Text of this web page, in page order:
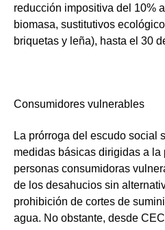
reducción impositiva del 10%
biomasa, sustitutivos
briquetas y leña), hasta el 30
Consumidores vulnerables
La prórroga del escudo social
medidas básicas dirigidas a la
personas consumidoras
de los desahucios sin
prohibición de cortes de
agua. No obstante, desde